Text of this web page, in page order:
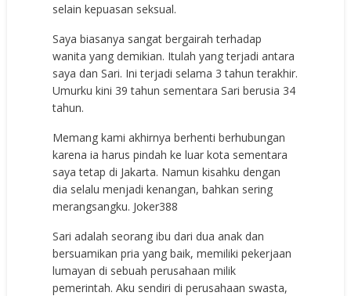
selain kepuasan seksual.
Saya biasanya sangat bergairah terhadap
wanita yang demikian. Itulah yang terjadi antara
saya dan Sari. Ini terjadi selama 3 tahun terakhir.
Umurku kini 39 tahun sementara Sari berusia 34
tahun.
Memang kami akhirnya berhenti berhubungan
karena ia harus pindah ke luar kota sementara
saya tetap di Jakarta. Namun kisahku dengan
dia selalu menjadi kenangan, bahkan sering
merangsangku. Joker388
Sari adalah seorang ibu dari dua anak dan
bersuamikan pria yang baik, memiliki pekerjaan
lumayan di sebuah perusahaan milik
pemerintah. Aku sendiri di perusahaan swasta,